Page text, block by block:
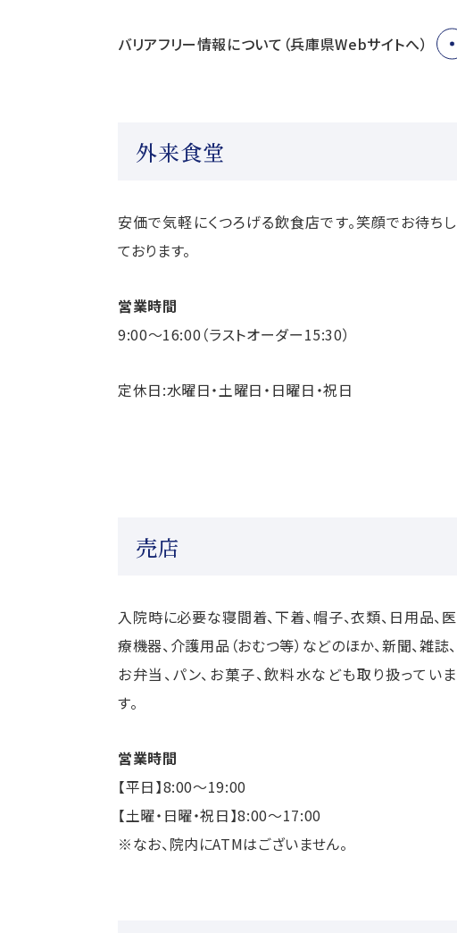
バリアフリー情報について （兵庫県Webサイトへ）
外来食堂
安価で気軽にくつろげる飲食店です。笑顔でお待ちし
ております。
営業時間
9:00～16:00（ラストオーダー15:30）
定休日:水曜日・土曜日・日曜日・祝日
売店
入院時に必要な寝間着、下着、帽子、衣類、日用品、医
療機器、介護用品（おむつ等）などのほか、新聞、雑誌、
お弁当、パン、お菓子、飲料水なども取り扱っていま
す。
営業時間
【平日】8:00～19:00
【土曜・日曜・祝日】8:00～17:00
※なお、院内にATMはございません。